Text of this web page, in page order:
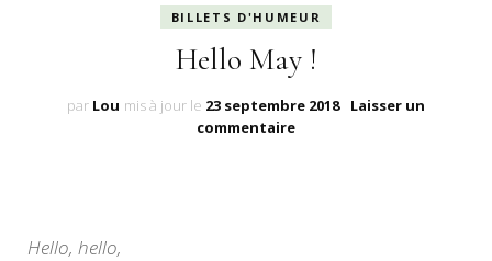
BILLETS D'HUMEUR
Hello May !
par Lou mis à jour le 23 septembre 2018
Laisser un
commentairesur
Hello, hello,